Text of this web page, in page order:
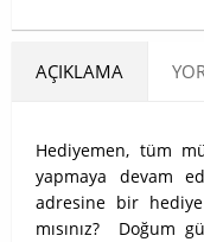
AÇIKLAMA
Hediyemen, tüm
yapmaya devam
adresine bir
mısınız? Doğum